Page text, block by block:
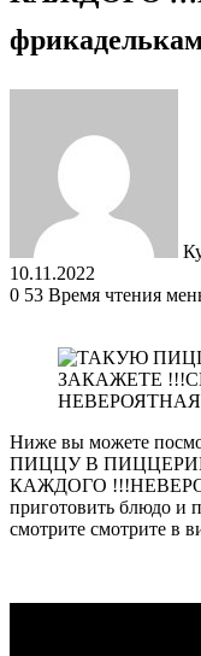
10.11.2022
0 53 Время чтения
Ниже вы можете
ПИЦЦУ В
КАЖДОГО
приготовить блюдо и
смотрите смотрите в